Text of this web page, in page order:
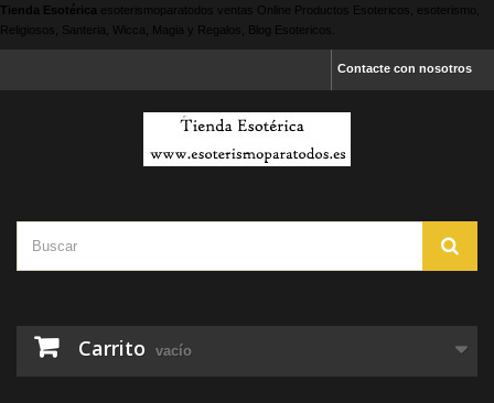
Tienda Esotérica esoterismoparatodos ventas Online Productos Esotericos, esoterismo,
Religiosos, Santeria, Wicca, Magia y Regalos, Blog Esotericos.
Contacte con nosotros
Carrito vacío